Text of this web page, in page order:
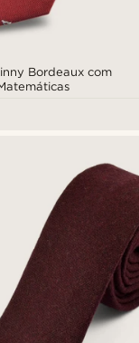
Bordeaux com